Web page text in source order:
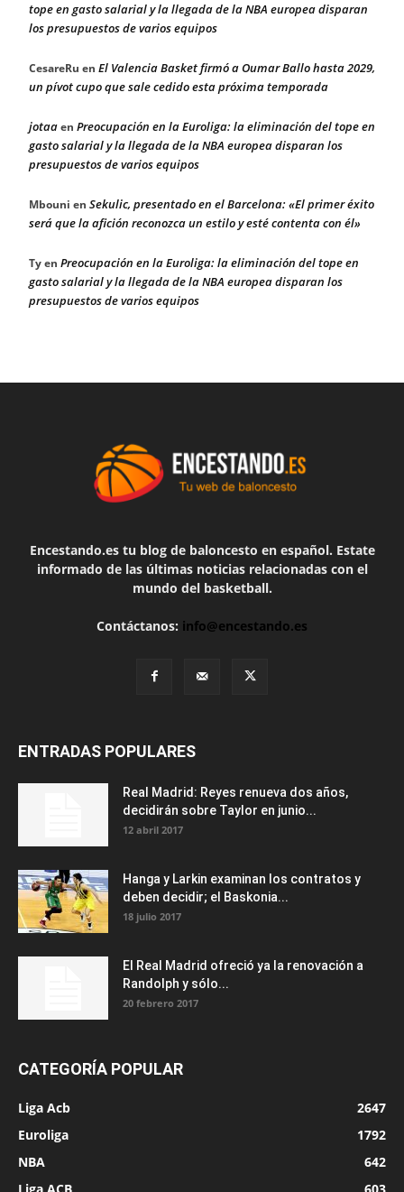
tope en gasto salarial y la llegada de la NBA europea disparan
los presupuestos de varios equipos
CesareRu en El Valencia Basket firmó a Oumar Ballo hasta 2029,
un pívot cupo que sale cedido esta próxima temporada
jotaaen Preocupación en la Euroliga: la eliminación del tope en
gasto salarial y la llegada de la NBA europea disparan los
presupuestos de varios equipos
Mbouni en Sekulic, presentado en el Barcelona: «El primer éxito
será que la afición reconozca un estilo y esté contenta con él»
Tyen Preocupación en la Euroliga: la eliminación del tope en
gasto salarial y la llegada de la NBA europea disparan los
presupuestos de varios equipos
Encestando.es tu blog de baloncesto en español. Estate
informado de las últimas noticias relacionadas con el
mundo del basketball.
Contáctanos: info@encestando.es
ENTRADAS POPULARES
Real Madrid: Reyes renueva dos años,
decidirán sobre Taylor en junio...
12 abril 2017
Hanga y Larkin examinan los contratos y
deben decidir; el Baskonia...
18 julio 2017
El Real Madrid ofreció ya la renovación a
Randolph y sólo...
20 febrero 2017
CATEGORÍA POPULAR
Liga Acb
2647
Euroliga
1792
NBA
642